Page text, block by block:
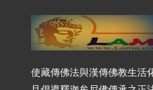
使藏傳佛法與漢傳佛教生活